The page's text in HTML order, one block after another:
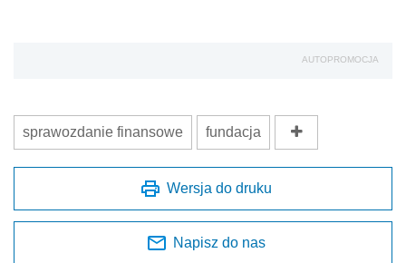
AUTOPROMOCJA
sprawozdanie finansowe fundacja
Wersja do druku
Napisz do nas